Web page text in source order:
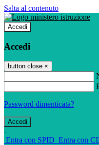
Salta al contenuto
Accedi
Accedi
button close ×
Password dimenticata?
-
Entra con SPID Entra con